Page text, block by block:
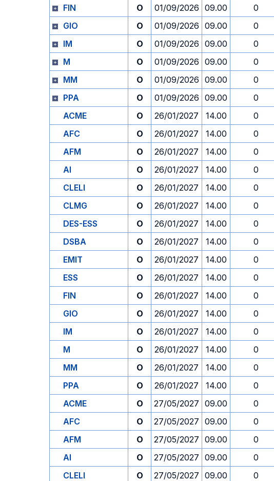
FIN
O 01/09/2026 09.00 0
GIO
O 01/09/2026 09.00 0
IM
O 01/09/2026 09.00 0
M
O 01/09/2026 09.00 0
MM
O 01/09/2026 09.00 0
PPA
O 01/09/2026 09.00 0
ACME
O 26/01/2027 14.00 0
AFC
O 26/01/2027 14.00 0
AFM
O 26/01/2027 14.00 0
AI
O 26/01/2027 14.00 0
CLELI
O 26/01/2027 14.00 0
CLMG
O 26/01/2027 14.00 0
DES-ESS
O 26/01/2027 14.00 0
DSBA
O 26/01/2027 14.00 0
EMIT
O 26/01/2027 14.00 0
ESS
O 26/01/2027 14.00 0
FIN
O 26/01/2027 14.00 0
GIO
O 26/01/2027 14.00 0
IM
O 26/01/2027 14.00 0
M
O 26/01/2027 14.00 0
MM
O 26/01/2027 14.00 0
PPA
O 26/01/2027 14.00 0
ACME
O 27/05/2027 09.00 0
AFC
O 27/05/2027 09.00 0
AFM
O 27/05/2027 09.00 0
AI
O 27/05/2027 09.00 0
CLELI
O 27/05/2027 09.00 0